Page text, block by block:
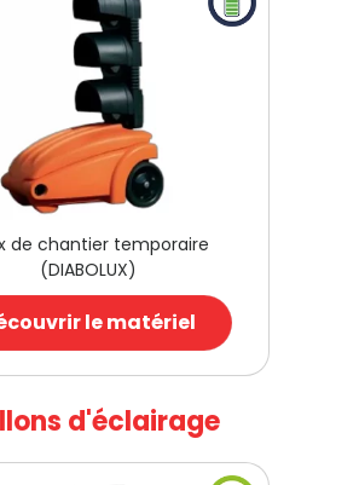
de chantier temporaire
(DIABOLUX)
le matériel
d'éclairage